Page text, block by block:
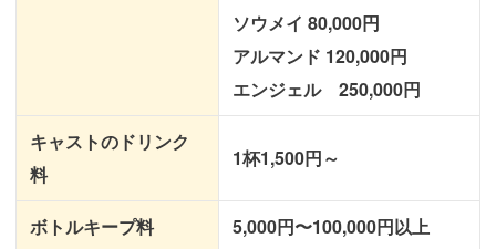
ソウメイ 80,000円
アルマンド 120,000円
エンジェル 250,000円
キャストのドリンク
料
1杯1,500円～
ボトルキープ料 5,000円〜100,000円以上